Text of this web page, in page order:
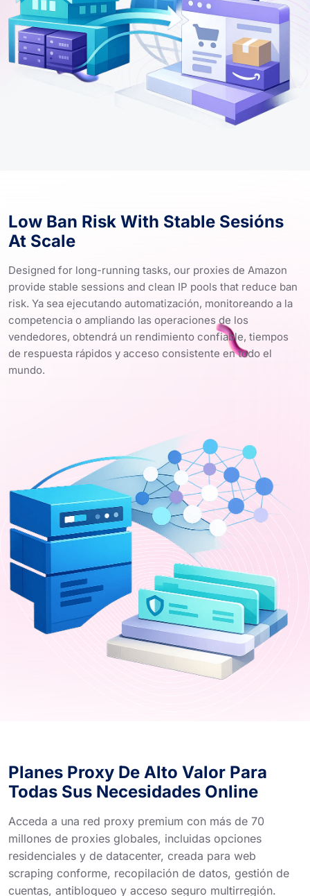
Low Ban Risk With Stable Sesións
At Scale
Designed for long-running tasks, our proxies de Amazon
provide stable sessions and clean IP pools that reduce ban
risk. Ya sea ejecutando automatización, monitoreando a la
competencia o ampliando las operaciones de los
vendedores, obtendrá un rendimiento confiable, tiempos
de respuesta rápidos y acceso consistente en todo el
mundo.
Planes Proxy De Alto Valor Para
Todas Sus Necesidades Online
Acceda a una red proxy premium con más de 70
millones de proxies globales, incluidas opciones
residenciales y de datacenter, creada para web
scraping conforme, recopilación de datos, gestión de
cuentas, antibloqueo y acceso seguro multirregión.